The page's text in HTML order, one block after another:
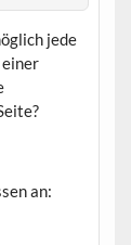
jede
an: